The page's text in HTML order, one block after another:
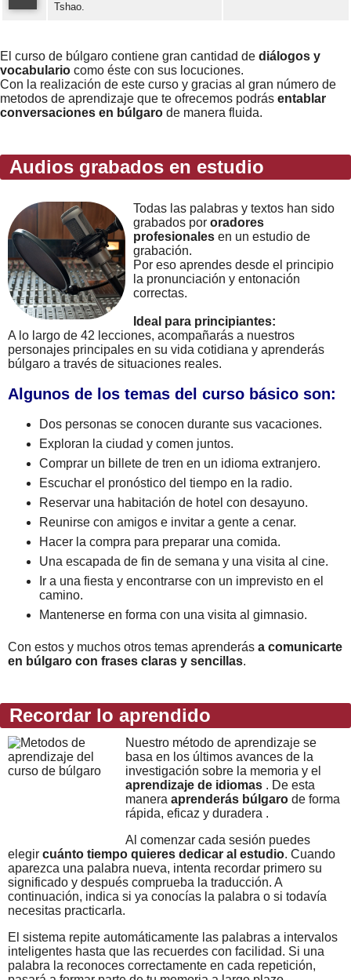
Tshao.
El curso de búlgaro contiene gran cantidad de diálogos y
vocabulario como éste con sus locuciones.
Con la realización de este curso y gracias al gran número de
metodos de aprendizaje que te ofrecemos podrás entablar
conversaciones en búlgaro de manera fluida.
Audios grabados en estudio
Todas las palabras y textos han sido
grabados por oradores
profesionales en un estudio de
grabación.
Por eso aprendes desde el principio
la pronunciación y entonación
correctas.
Ideal para principiantes:
A lo largo de 42 lecciones, acompañarás a nuestros
personajes principales en su vida cotidiana y aprenderás
búlgaro a través de situaciones reales.
Algunos de los temas del curso básico son:
Dos personas se conocen durante sus vacaciones.
Exploran la ciudad y comen juntos.
Comprar un billete de tren en un idioma extranjero.
Escuchar el pronóstico del tiempo en la radio.
Reservar una habitación de hotel con desayuno.
Reunirse con amigos e invitar a gente a cenar.
Hacer la compra para preparar una comida.
Una escapada de fin de semana y una visita al cine.
Ir a una fiesta y encontrarse con un imprevisto en el
camino.
Mantenerse en forma con una visita al gimnasio.
Con estos y muchos otros temas aprenderás a comunicarte
en búlgaro con frases claras y sencillas.
Recordar lo aprendido
Nuestro método de aprendizaje se
basa en los últimos avances de la
investigación sobre la memoria y el
aprendizaje de idiomas . De esta
manera aprenderás búlgaro de forma
rápida, eficaz y duradera .
Al comenzar cada sesión puedes
elegir cuánto tiempo quieres dedicar al estudio. Cuando
aparezca una palabra nueva, intenta recordar primero su
significado y después comprueba la traducción. A
continuación, indica si ya conocías la palabra o si todavía
necesitas practicarla.
El sistema repite automáticamente las palabras a intervalos
inteligentes hasta que las recuerdes con facilidad. Si una
palabra la reconoces correctamente en cada repetición,